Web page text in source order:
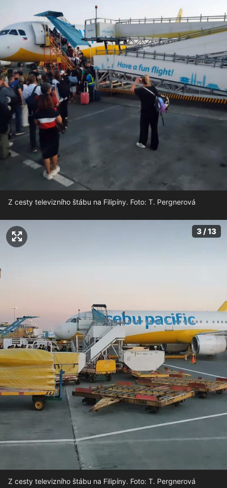
Z cesty televizního štábu na Filipíny. Foto: T. Pergnerová
3 / 13
Z cesty televizního štábu na Filipíny. Foto: T. Pergnerová